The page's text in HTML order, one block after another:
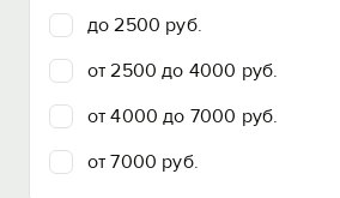
до 2500 руб.
от 2500 до 4000 руб.
от 4000 до 7000 руб.
от 7000 руб.